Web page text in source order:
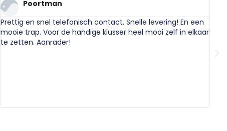
Poortman
Prettig en snel telefonisch contact. Snelle levering! En een
mooie trap. Voor de handige klusser heel mooi zelf in elkaar
te zetten. Aanrader!